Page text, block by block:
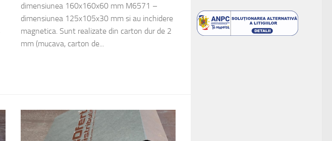
dimensiunea 160x160x60 mm M6571 –
dimensiunea 125x105x30 mm si au inchidere
magnetica. Sunt realizate din carton dur de 2
mm (mucava, carton de...